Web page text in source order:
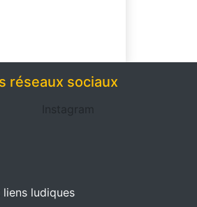
réseaux sociaux
Instagram
ludiques